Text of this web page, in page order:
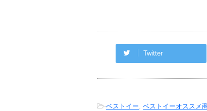
Twitter
-ベストイー ベストイーオススメ